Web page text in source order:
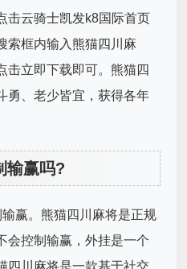
击云骑士凯发k8国际首页
索框内输入熊猫四川麻
击立即下载即可。熊猫四
勇、老少皆宜，获得各年
输赢吗?
赢。熊猫四川麻将是正规
会控制输赢，外挂是一个
四川麻将是一款基于社交